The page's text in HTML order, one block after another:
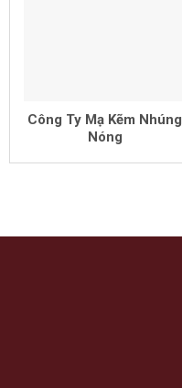
Công Ty Mạ Kẽm Nhúng
Nóng